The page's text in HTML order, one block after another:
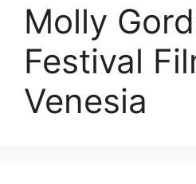
Molly
Festival
Venesia